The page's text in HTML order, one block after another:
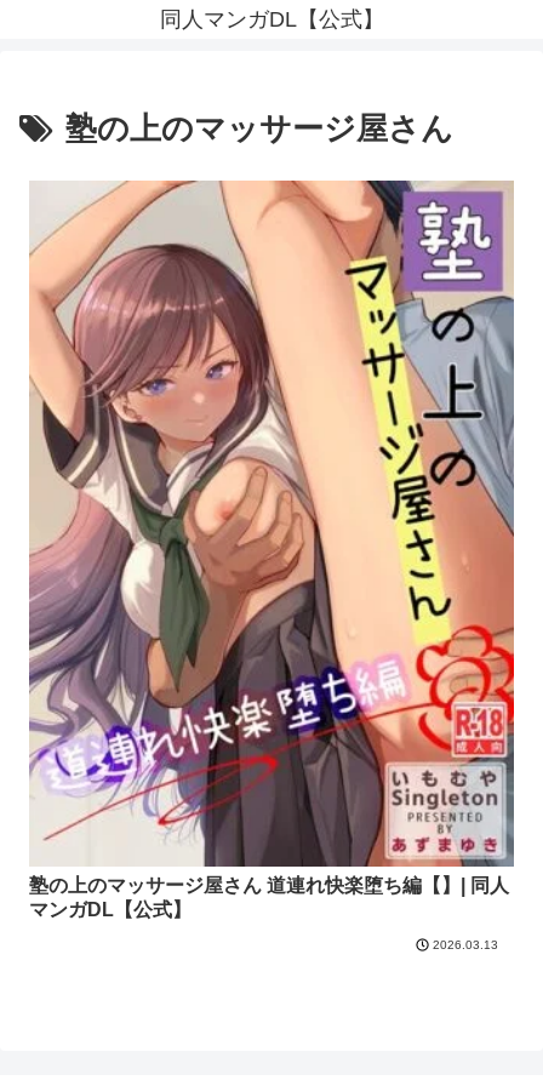
同人マンガDL【公式】
塾の上のマッサージ屋さん
塾の上のマッサージ屋さん 道連れ快楽堕ち編【】| 同人
マンガDL【公式】
2026.03.13